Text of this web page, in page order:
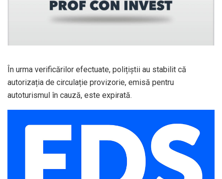
În urma verificărilor efectuate, polițiștii au stabilit că
autorizația de circulație provizorie, emisă pentru
autoturismul în cauză, este expirată.